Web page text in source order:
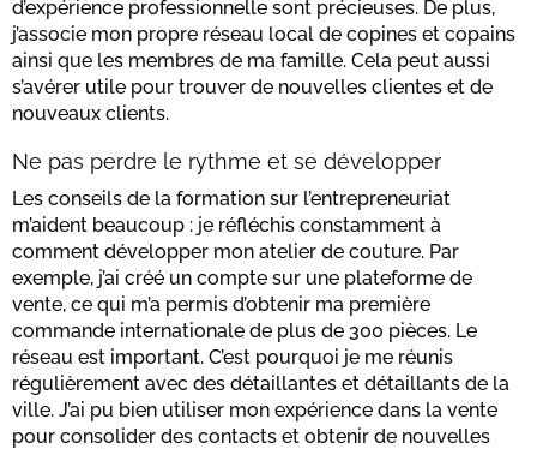
d’expérience professionnelle sont précieuses. De plus,
j’associe mon propre réseau local de copines et copains
ainsi que les membres de ma famille. Cela peut aussi
s’avérer utile pour trouver de nouvelles clientes et de
nouveaux clients.
Ne pas perdre le rythme et se développer
Les conseils de la formation sur l’entrepreneuriat
m’aident beaucoup : je réfléchis constamment à
comment développer mon atelier de couture. Par
exemple, j’ai créé un compte sur une plateforme de
vente, ce qui m’a permis d’obtenir ma première
commande internationale de plus de 300 pièces. Le
réseau est important. C’est pourquoi je me réunis
régulièrement avec des détaillantes et détaillants de la
ville. J’ai pu bien utiliser mon expérience dans la vente
pour consolider des contacts et obtenir de nouvelles